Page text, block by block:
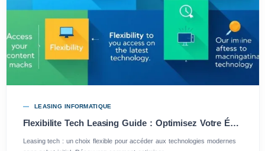
LEASING INFORMATIQUE
Flexibilite Tech Leasing Guide : Optimisez Votre Équipement avec Souplesse et Efficacité
Leasing tech : un choix flexible pour accéder aux technologies modernes